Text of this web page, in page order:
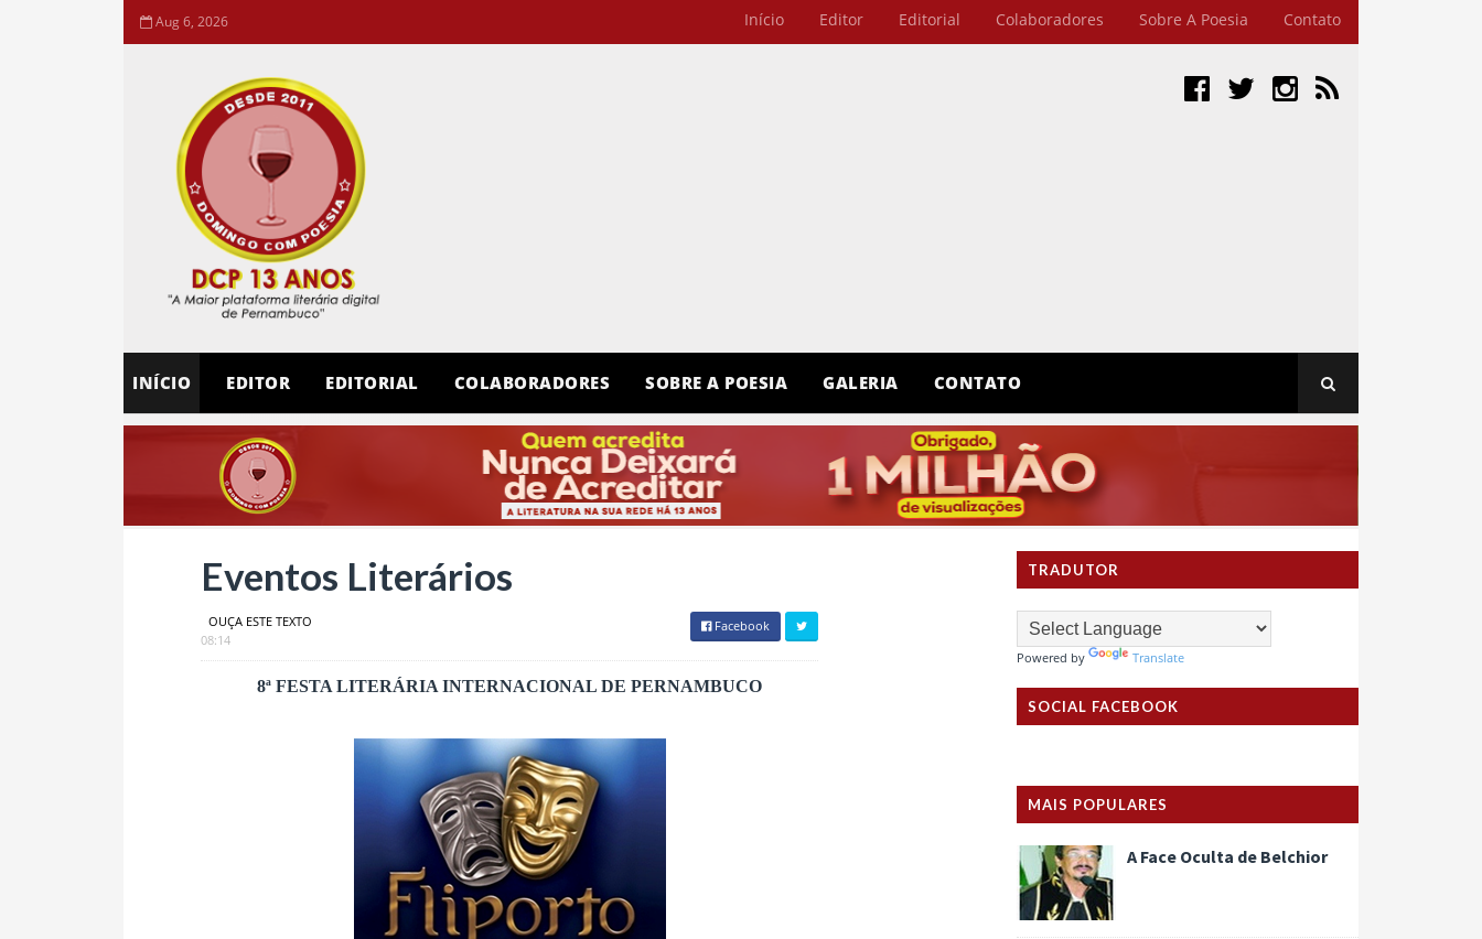
Aug 6, 2026 Início Editor Editorial Colaboradores Sobre A Poesia Contato
INÍCIO EDITOR EDITORIAL COLABORADORES SOBRE A POESIA GALERIA CONTATO
Eventos Literários
OUÇA ESTE TEXTO
08:14
Facebook
8ª FESTA LITERÁRIA INTERNACIONAL DE PERNAMBUCO
TRADUTOR
Powered by Translate
SOCIAL FACEBOOK
MAIS POPULARES
A Face Oculta de Belchior